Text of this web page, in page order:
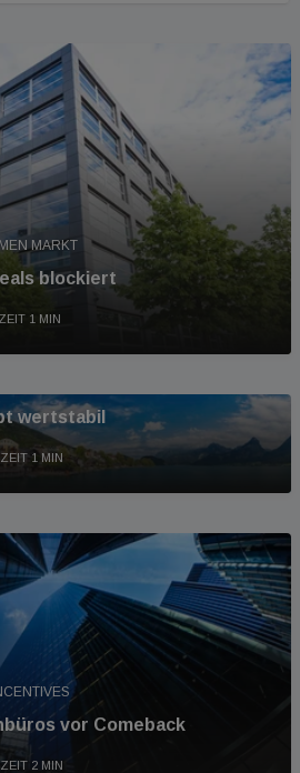
MARKT
blockiert
1 MIN
wertstabil
1 MIN
vor Comeback
2 MIN